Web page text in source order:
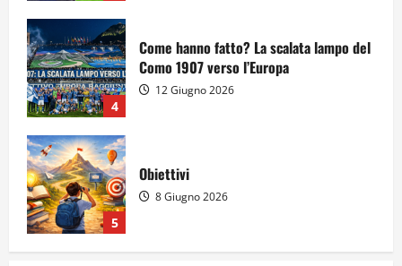
5
Obiettivi
1
Majorana-Maitani al Festival
dell’Innovazione Scolastica